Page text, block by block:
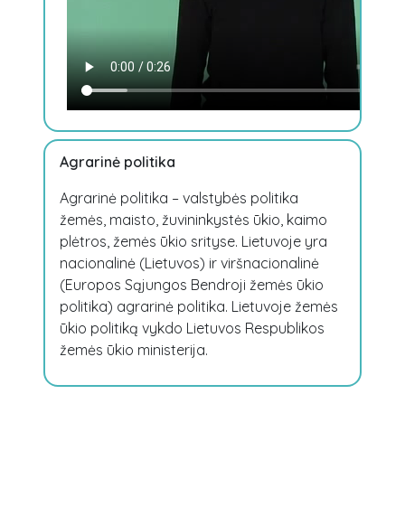
Agrarinė politika
Agrarinė politika – valstybės politika
žemės, maisto, žuvininkystės ūkio, kaimo
plėtros, žemės ūkio srityse. Lietuvoje yra
nacionalinė (Lietuvos) ir viršnacionalinė
(Europos Sąjungos Bendroji žemės ūkio
politika) agrarinė politika. Lietuvoje žemės
ūkio politiką vykdo Lietuvos Respublikos
žemės ūkio ministerija.